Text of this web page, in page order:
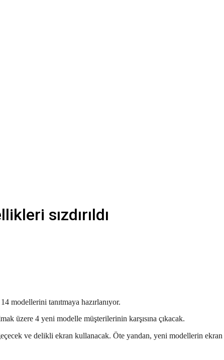
sızdırıldı
modellerini tanıtmaya hazırlanıyor.
üzere 4 yeni modelle müşterilerinin karşısına çıkacak.
ve delikli ekran kullanacak. Öte yandan, yeni modellerin ekran